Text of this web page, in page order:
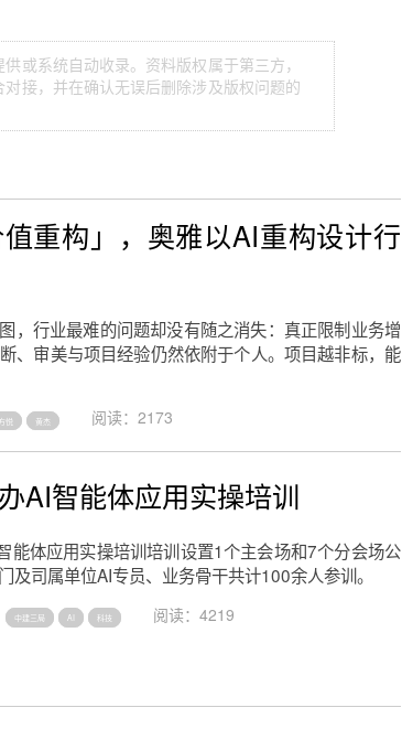
或系统自动收录。资料版权属于第三方，
接，并在确认无误后删除涉及版权问题的
重构」，奥雅以AI重构设计行
，行业最难的问题却没有随之消失：真正限制业务增
、审美与项目经验仍然依附于个人。项目越非标，能
悦 黄杰 阅读：2173
AI智能体应用实操培训
能体应用实操培训培训设置1个主会场和7个分会场公
及司属单位AI专员、业务骨干共计100余人参训。
中建三局 AI 科技 阅读：4219